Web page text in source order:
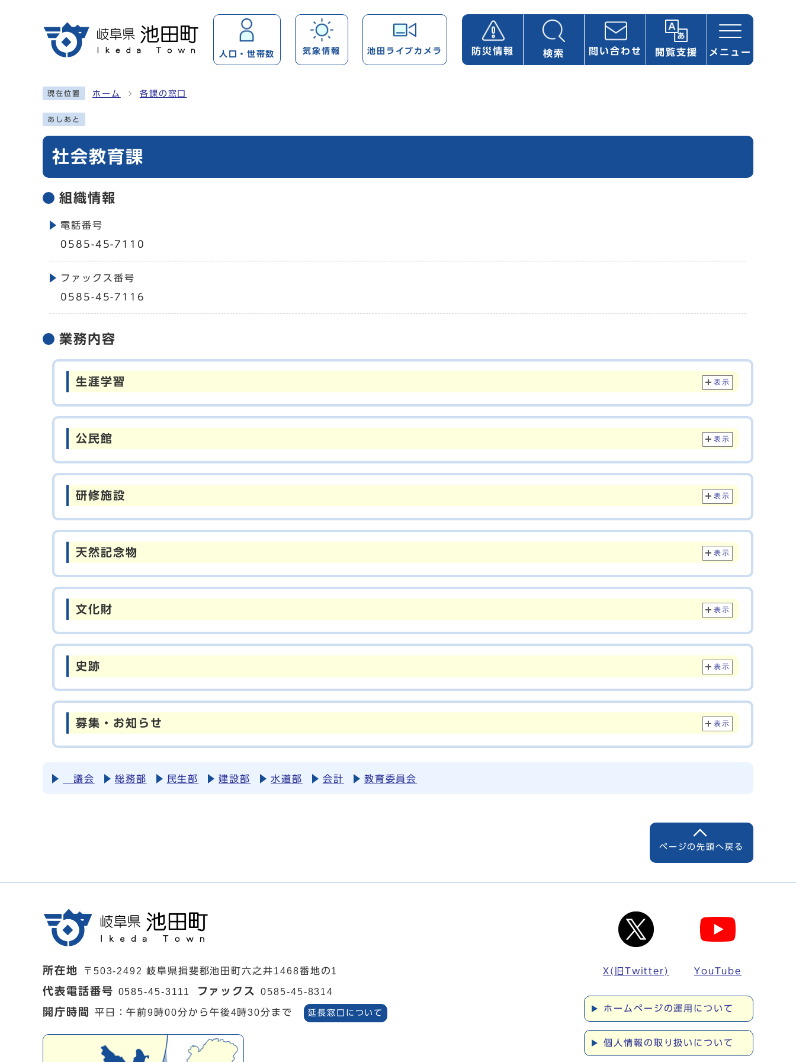
人口・世帯数 気象情報 池田ライブカメラ 防災情報 検索 問い合わせ 閲覧支援 メニュー
ここから本文です
現在位置 ホーム 各課の窓口
あしあと
社会教育課
組織情報
電話番号
0585-45-7110
ファックス番号
0585-45-7116
業務内容
生涯学習 表示
公民館 表示
研修施設 表示
天然記念物 表示
文化財 表示
史跡 表示
募集・お知らせ 表示
議会 総務部 民生部 建設部 水道部 会計 教育委員会
ページの先頭へ戻る
所在地 〒503-2492 岐阜県揖斐郡池田町六之井1468番地の1
代表電話番号 0585-45-3111 ファックス 0585-45-8314
開庁時間 平日：午前9時00分から午後4時30分まで 延長窓口について
X(旧Twitter) YouTube
ホームページの運用について
個人情報の取り扱いについて